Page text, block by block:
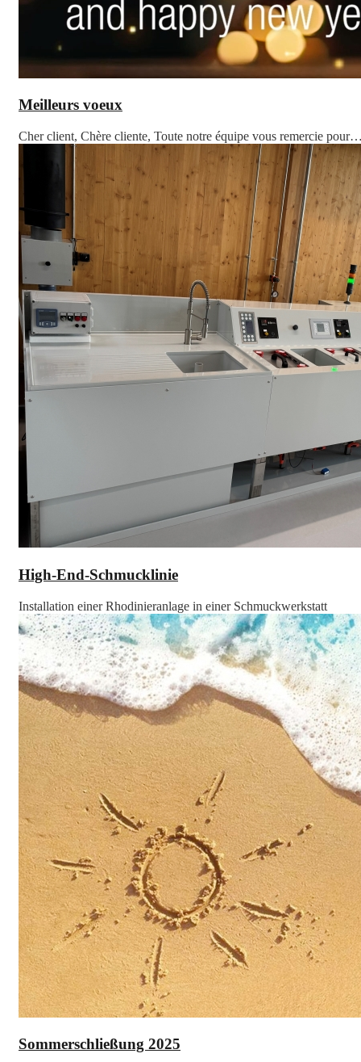
Meilleurs voeux
Cher client, Chère cliente, Toute notre équipe vous remercie
High-End-Schmucklinie
Installation einer Rhodinieranlage in einer Schmuckwerkstatt
Sommerschließung 2025